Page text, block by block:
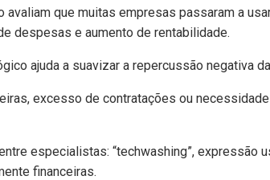
que muitas empresas passaram a
despesas e aumento de rentabilidade.
ajuda a suavizar a repercussão negativa
excesso de contratações ou
especialistas: “techwashing”,
financeiras.